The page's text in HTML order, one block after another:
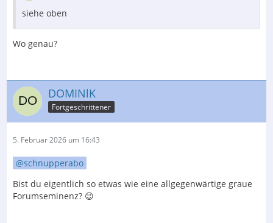
siehe oben
Wo genau?
DOMINlK
Fortgeschrittener
5. Februar 2026 um 16:43
schnupperabo
Bist du eigentlich so etwas wie eine allgegenwärtige graue
Forumseminenz? 😉